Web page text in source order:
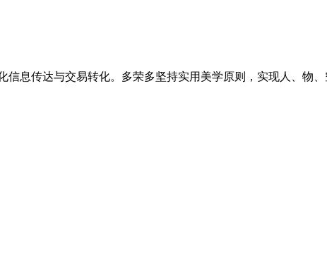
息传达与交易转化。多荣多坚持实用美学原则，实现人、物